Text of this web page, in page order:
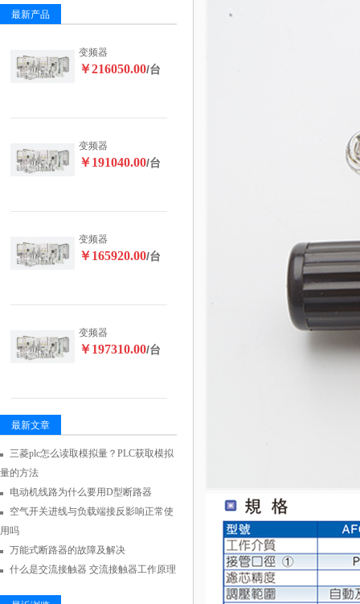
最新产品
变频器
￥216050.00/台
变频器
￥191040.00/台
变频器
￥165920.00/台
变频器
￥197310.00/台
最新文章
三菱plc怎么读取模拟量？PLC获取模拟
量的方法
电动机线路为什么要用D型断路器
空气开关进线与负载端接反影响正常使
用吗
万能式断路器的故障及解决
什么是交流接触器 交流接触器工作原理